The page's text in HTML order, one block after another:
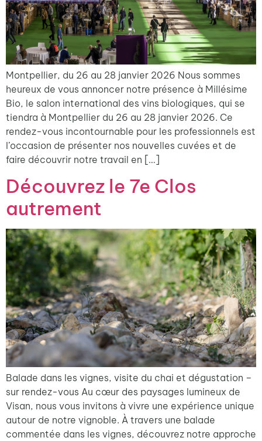
Montpellier, du 26 au 28 janvier 2026 Nous sommes
heureux de vous annoncer notre présence à Millésime
Bio, le salon international des vins biologiques, qui se
tiendra à Montpellier du 26 au 28 janvier 2026. Ce
rendez-vous incontournable pour les professionnels est
l’occasion de présenter nos nouvelles cuvées et de
faire découvrir notre travail en […]
Découvrez le 7e Clos
autrement
Balade dans les vignes, visite du chai et dégustation –
sur rendez-vous Au cœur des paysages lumineux de
Visan, nous vous invitons à vivre une expérience unique
autour de notre vignoble. À travers une balade
commentée dans les vignes, découvrez notre approche